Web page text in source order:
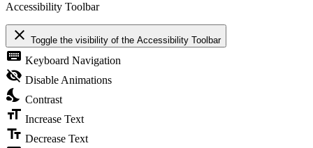
Accessibility Toolbar
close Toggle the visibility of the Accessibility Toolbar
keyboard Keyboard Navigation
visibility_off Disable Animations
nights_stay Contrast
format_size Increase Text
text_fields Decrease Text